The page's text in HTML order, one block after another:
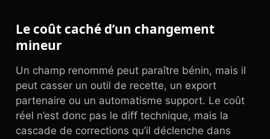
Le coût caché d’un changement
mineur
Un champ renommé peut paraître bénin, mais il
peut casser un outil de recette, un export
partenaire ou un automatisme support. Le coût
réel n’est donc pas le diff technique, mais la
cascade de corrections qu’il déclenche dans